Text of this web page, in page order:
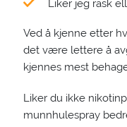
Liker jeg rask
Ved å kjenne etter
det være lettere å
kjennes mest
Liker du ikke
munnhulespray